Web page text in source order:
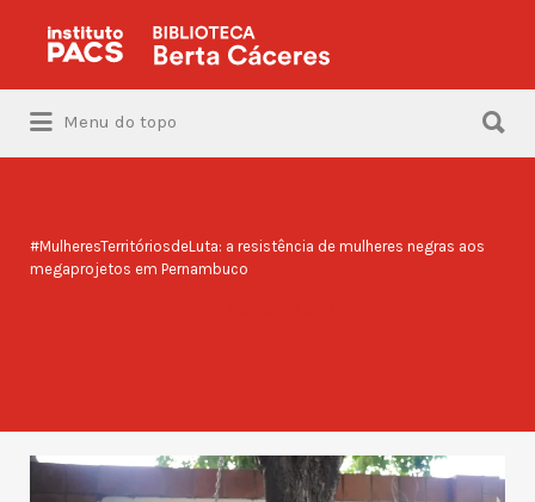
Procurar:
Menu do topo
#MulheresTerritóriosdeLuta: a resistência de mulheres negras aos
megaprojetos em Pernambuco